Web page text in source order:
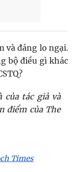
và đáng lo ngại.
bộ điều gì khác
của tác giả và
điểm của The
Times